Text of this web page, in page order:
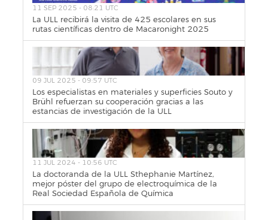
11 SEP 2025 - 08:21 UTC
La ULL recibirá la visita de 425 escolares en sus
rutas científicas dentro de Macaronight 2025
09 JUL 2025 - 09:57 UTC
Los especialistas en materiales y superficies Souto y
Brühl refuerzan su cooperación gracias a las
estancias de investigación de la ULL
11 JUL 2024 - 10:56 UTC
La doctoranda de la ULL Sthephanie Martínez,
mejor póster del grupo de electroquímica de la
Real Sociedad Española de Química